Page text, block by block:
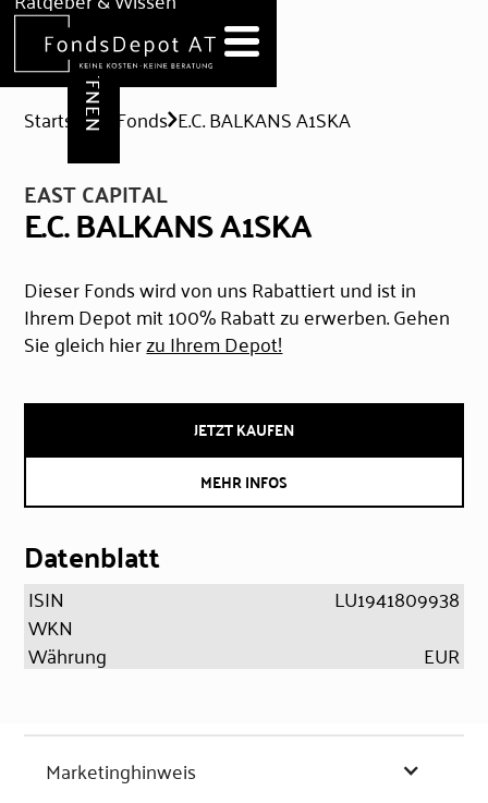
Hilfe & Formulare
DEPOT ERÖFFNEN
Startseite Fonds E.C. BALKANS A1SKA
EAST CAPITAL
E.C. BALKANS A1SKA
Dieser Fonds wird von uns Rabattiert und ist in
Ihrem Depot mit 100% Rabatt zu erwerben. Gehen
Sie gleich hierzu Ihrem Depot!
JETZT KAUFEN
MEHR INFOS
Datenblatt
ISIN
LU1941809938
WKN
Währung
EUR
Marketinghinweis